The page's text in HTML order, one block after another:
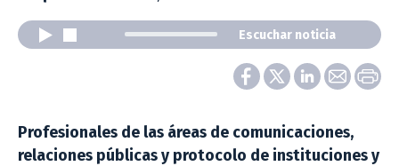
Escuchar noticia
Profesionales de las áreas de comunicaciones,
relaciones públicas y protocolo de instituciones y